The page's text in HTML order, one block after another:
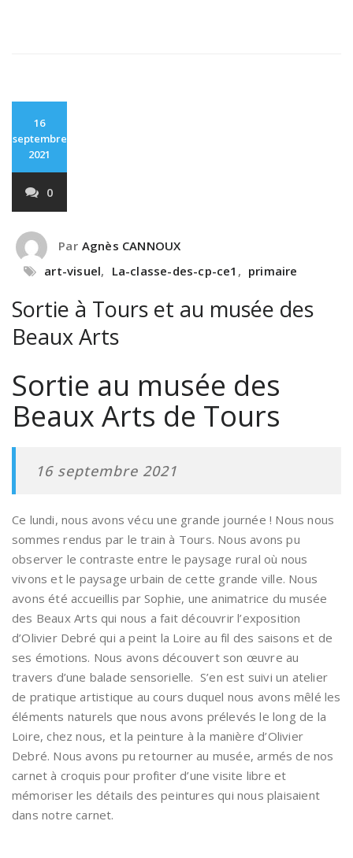
16
septembre
2021
0
Par Agnès CANNOUX
art-visuel, La-classe-des-cp-ce1 , primaire
Sortie à Tours et au musée des
Beaux Arts
Sortie au musée des
Beaux Arts de Tours
16 septembre 2021
Ce lundi, nous avons vécu une grande journée ! Nous nous
sommes rendus par le train à Tours. Nous avons pu
observer le contraste entre le paysage rural où nous
vivons et le paysage urbain de cette grande ville. Nous
avons été accueillis par Sophie, une animatrice du musée
des Beaux Arts qui nous a fait découvrir l’exposition
d’Olivier Debré qui a peint la Loire au fil des saisons et de
ses émotions. Nous avons découvert son œuvre au
travers d’une balade sensorielle. S’en est suivi un atelier
de pratique artistique au cours duquel nous avons mêlé les
éléments naturels que nous avons prélevés le long de la
Loire, chez nous, et la peinture à la manière d’Olivier
Debré. Nous avons pu retourner au musée, armés de nos
carnet à croquis pour profiter d’une visite libre et
mémoriser les détails des peintures qui nous plaisaient
dans notre carnet.